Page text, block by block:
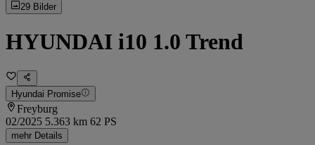
29 Bilder
HYUNDAI i10 1.0 Trend
Hyundai Promise
Freyburg
02/2025 5.363 km 62 PS
mehr Details